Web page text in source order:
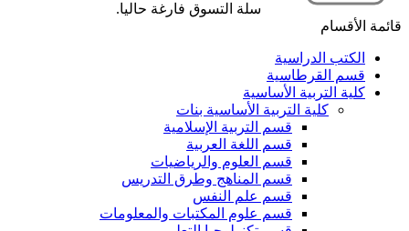
سلة التسوق فارغة حاليا.
قائمة الأقسام
الكتب الدراسية
قسم القرطاسية
كلية التربية الأساسية
كلية التربية الأساسية بنات
قسم التربية الإسلامية
قسم اللغة العربية
قسم العلوم والرياضيات
قسم المناهج وطرق التدريس
قسم علم النفس
قسم علوم المكتبات والمعلومات